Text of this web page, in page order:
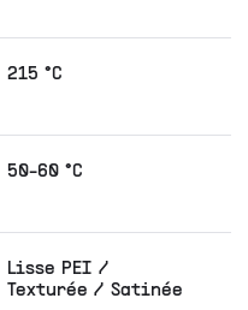
215 °C
50-60 °C
Lisse PEI /
Texturée / Satinée